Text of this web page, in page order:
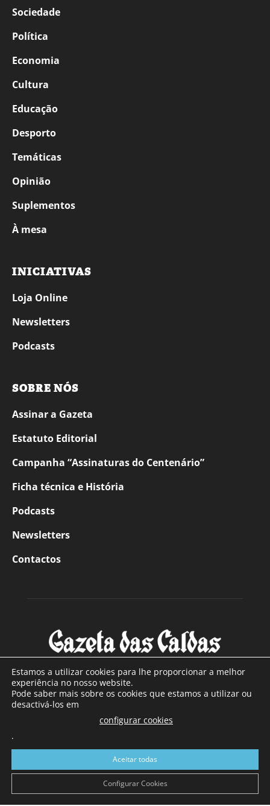
Sociedade
Política
Economia
Cultura
Educação
Desporto
Temáticas
Opinião
Suplementos
À mesa
INICIATIVAS
Loja Online
Newsletters
Podcasts
SOBRE NÓS
Assinar a Gazeta
Estatuto Editorial
Campanha “Assinaturas do Centenário”
Ficha técnica e História
Podcasts
Newsletters
Contactos
SOBRE NÓS
Com sede nas Caldas da Rainha e mais de 90 anos de
a sul de distrito de Leiria, com mais de 40.000 leitores por
toda a região Oeste. Jornal com distribuição em Portugal
Continental e assinatura online.
Estamos a utilizar cookies para lhe proporcionar a melhor
experiência no nosso website.
Pode saber mais sobre os cookies que estamos a utilizar ou
desactivá-los em
configurar cookies
.
Aceitar todas
Configurar Cookies